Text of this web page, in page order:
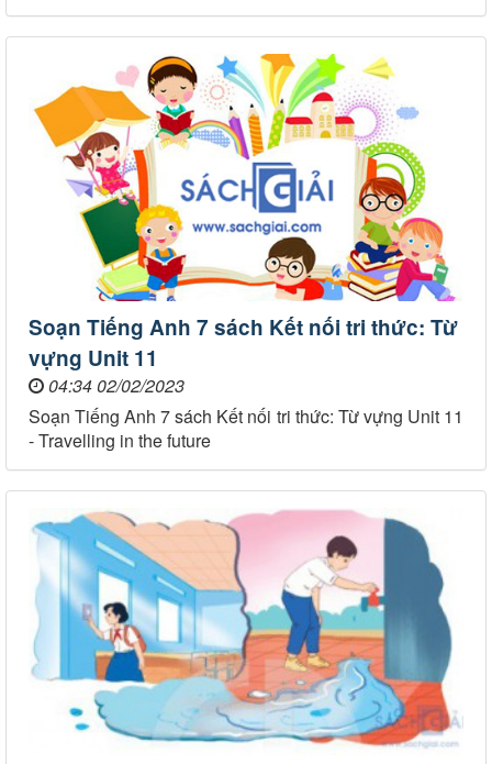
Soạn Tiếng Anh 7 sách Kết nối tri thức: Từ
vựng Unit 11
04:34 02/02/2023
Soạn Tiếng Anh 7 sách Kết nối tri thức: Từ vựng Unit 11
- Travelling in the future